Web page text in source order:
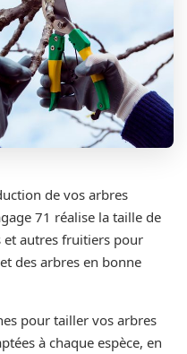
de vos arbres
71 réalise la taille de
autres fruitiers pour
des arbres en bonne
pour tailler vos arbres
à chaque espèce, en